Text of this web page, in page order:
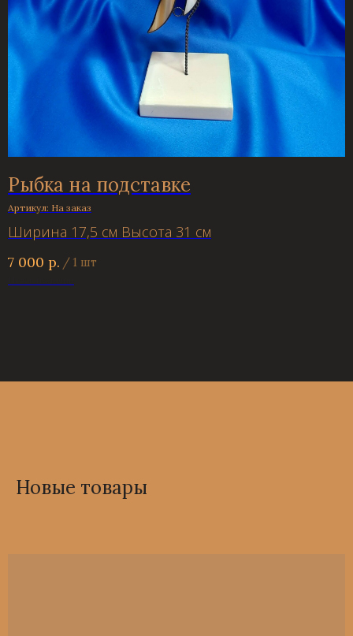
Рыбка на подставке
Артикул: На заказ
Ширина 17,5 см Высота 31 см
7 000 р. / 1 шт
Новые товары